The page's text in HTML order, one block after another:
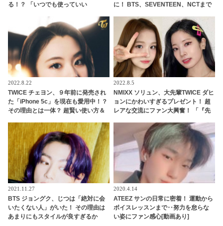
る！？ 「いつでも使っていい
ドがかわいらしい
に！ BTS、SEVENTEEN、NCTまで
イドルも
2022.8.22
TWICE チェヨン、９年前に発売され
た「iPhone 5c」を現在も愛用中！？
その理由とは一体？ 超賢い使い方＆
2022.8.5
NMIXX ソリュン、大先輩TWICE ダヒ
ョンにかわいすぎるプレゼント！ 超
レアな交流にファン大興奮！ 「『先
ソリュンを想像するだけで悶絶」
2021.11.27
BTS ジョングク、じつは「絶対に会
いたくない人」がいた！ その理由は
あまりにもスタイルが良すぎるか
2020.4.14
ATEEZ サンの日常に密着！ 運動から
ボイスレッスンまで‥努力を怠らな
い姿にファン感心[動画あり]